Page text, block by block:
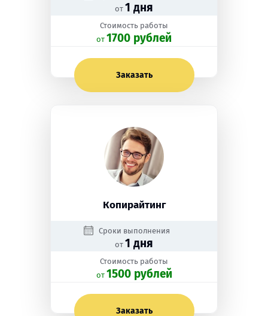
от 1 дня
Стоимость работы
oт 1700 рублей
Заказать
Копирайтинг
Сроки выполнения
от 1 дня
Стоимость работы
oт 1500 рублей
Заказать